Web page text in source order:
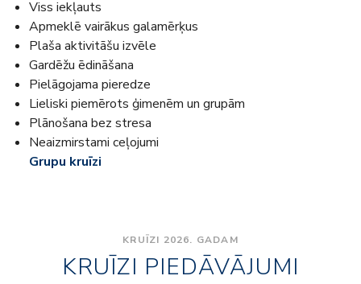
Viss iekļauts
Apmeklē vairākus galamērķus
Plaša aktivitāšu izvēle
Gardēžu ēdināšana
Pielāgojama pieredze
Lieliski piemērots ģimenēm un grupām
Plānošana bez stresa
Neaizmirstami ceļojumi
Grupu kruīzi
KRUĪZI 2026. GADAM
KRUĪZI PIEDĀVĀJUMI